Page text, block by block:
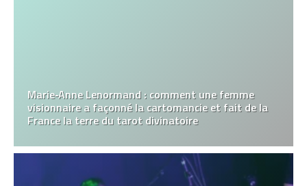
Marie‑Anne Lenormand : comment une femme
visionnaire a façonné la cartomancie et fait de la
France la terre du tarot divinatoire